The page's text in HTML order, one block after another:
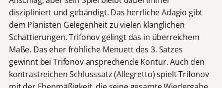
diszipliniert und gebändigt. Das herrliche Adagio gibt
dem Pianisten Gelegenheit zu vielen klanglichen
Schattierungen. Trifonov gelingt das in überreichem
Maße. Das eher fröhliche Menuett des 3. Satzes
gewinnt bei Trifonov ansprechende Kontur. Auch den
kontrastreichen Schlusssatz (Allegretto) spielt Trifonov